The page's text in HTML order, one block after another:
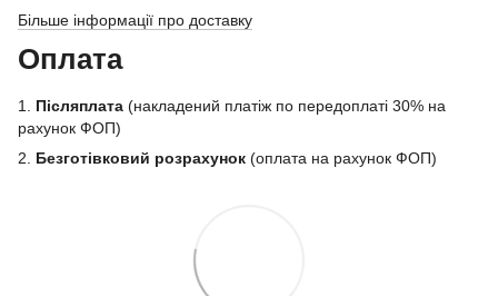
Більше інформації про доставку
Оплата
1. Післяплата (накладений платіж по передоплаті 30% на
рахунок ФОП)
2. Безготівковий розрахунок (оплата на рахунок ФОП)